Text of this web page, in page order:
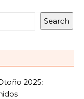
Search
2025: